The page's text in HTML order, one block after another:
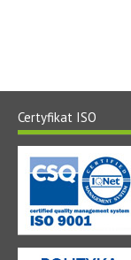
Certyfikat ISO